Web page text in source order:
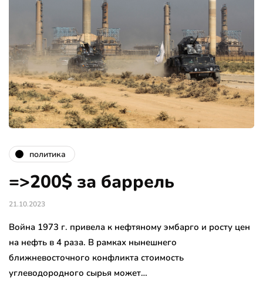
политика
=>200$ за баррель
21.10.2023
Война 1973 г. привела к нефтяному эмбарго и росту цен
на нефть в 4 раза. В рамках нынешнего
ближневосточного конфликта стоимость
углеводородного сырья может…